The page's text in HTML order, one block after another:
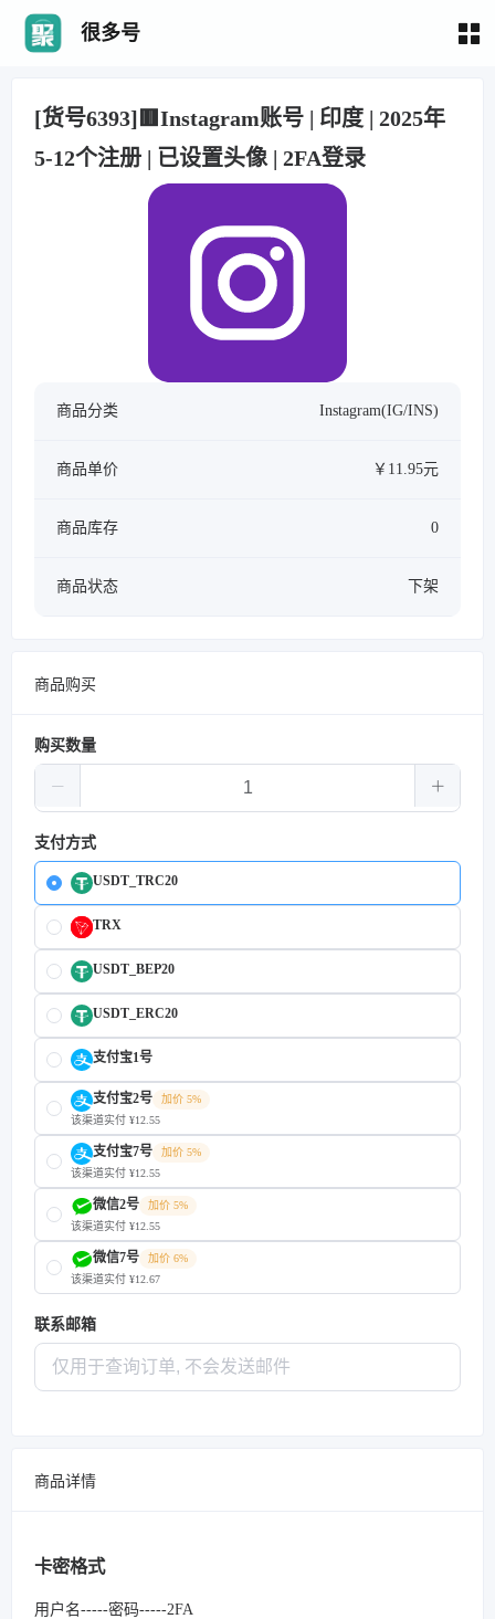
很多号
[货号6393]🟥Instagram账号 | 印度 | 2025年
5-12个注册 | 已设置头像 | 2FA登录
商品分类 Instagram(IG/INS)
商品单价 ￥11.95元
商品库存 0
商品状态 下架
商品购买
购买数量
支付方式
USDT_TRC20
TRX
USDT_BEP20
USDT_ERC20
支付宝1号
支付宝2号
加价 5%
该渠道实付 ¥12.55
支付宝7号
加价 5%
该渠道实付 ¥12.55
微信2号
加价 5%
该渠道实付 ¥12.55
微信7号
加价 6%
该渠道实付 ¥12.67
联系邮箱
商品详情
卡密格式
用户名-----密码-----2FA